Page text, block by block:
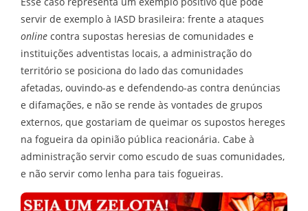
servir de exemplo à IASD brasileira: frente a ataques
online contra supostas heresias de comunidades e
instituições adventistas locais, a administração do
território se posiciona do lado das comunidades
afetadas, ouvindo-as e defendendo-as contra denúncias
e difamações, e não se rende às vontades de grupos
externos, que gostariam de queimar os supostos hereges
na fogueira da opinião pública reacionária. Cabe à
administração servir como escudo de suas comunidades,
e não servir como lenha para tais fogueiras.